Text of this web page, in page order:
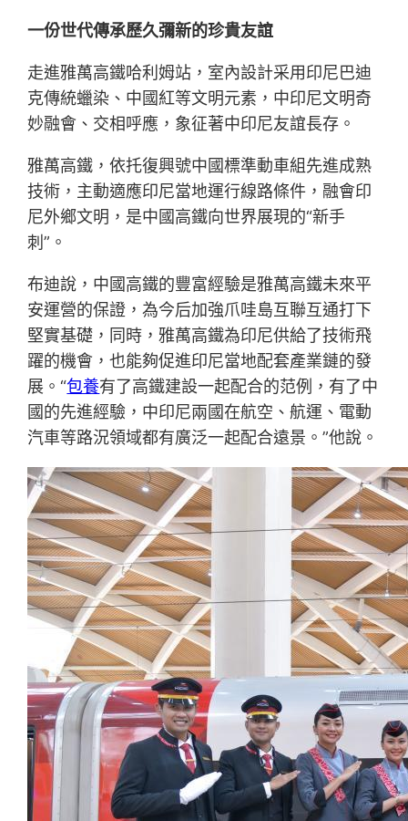
一份世代傳承歷久彌新的珍貴友誼
走進雅萬高鐵哈利姆站，室內設計采用印尼巴迪
克傳統蠟染、中國紅等文明元素，中印尼文明奇
妙融會、交相呼應，象征著中印尼友誼長存。
雅萬高鐵，依托復興號中國標準動車組先進成熟
技術，主動適應印尼當地運行線路條件，融會印
尼外鄉文明，是中國高鐵向世界展現的“新手
刺”。
布迪說，中國高鐵的豐富經驗是雅萬高鐵未來平
安運營的保證，為今后加強爪哇島互聯互通打下
堅實基礎，同時，雅萬高鐵為印尼供給了技術飛
躍的機會，也能夠促進印尼當地配套產業鏈的發
展。“包養有了高鐵建設一起配合的范例，有了中
國的先進經驗，中印尼兩國在航空、航運、電動
汽車等路況領域都有廣泛一起配合遠景。”他說。